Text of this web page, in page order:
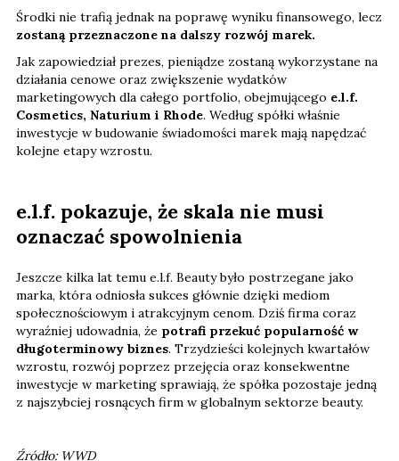
Środki nie trafią jednak na poprawę wyniku finansowego, lecz
zostaną przeznaczone na dalszy rozwój marek.
Jak zapowiedział prezes, pieniądze zostaną wykorzystane na
działania cenowe oraz zwiększenie wydatków
marketingowych dla całego portfolio, obejmującego e.l.f.
Cosmetics, Naturium i Rhode. Według spółki właśnie
inwestycje w budowanie świadomości marek mają napędzać
kolejne etapy wzrostu.
e.l.f. pokazuje, że skala nie musi
oznaczać spowolnienia
Jeszcze kilka lat temu e.l.f. Beauty było postrzegane jako
marka, która odniosła sukces głównie dzięki mediom
społecznościowym i atrakcyjnym cenom. Dziś firma coraz
wyraźniej udowadnia, że potrafi przekuć popularność w
długoterminowy biznes. Trzydzieści kolejnych kwartałów
wzrostu, rozwój poprzez przejęcia oraz konsekwentne
inwestycje w marketing sprawiają, że spółka pozostaje jedną
z najszybciej rosnących firm w globalnym sektorze beauty.
Źródło: WWD